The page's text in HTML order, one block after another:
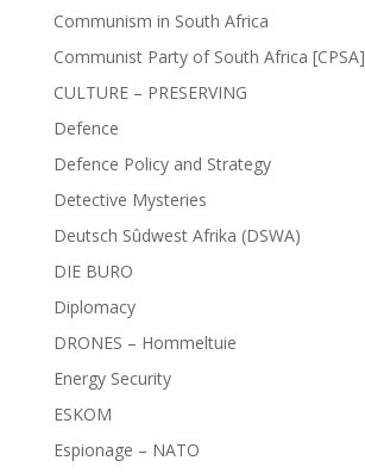
Communism in South Africa
Communist Party of South Africa [CPSA]
CULTURE – PRESERVING
Defence
Defence Policy and Strategy
Detective Mysteries
Deutsch Sûdwest Afrika (DSWA)
DIE BURO
Diplomacy
DRONES – Hommeltuie
Energy Security
ESKOM
Espionage – NATO